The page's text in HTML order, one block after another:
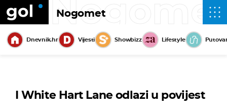
Nogomet
Dnevnik.hr Vijesti Showbizz Lifestyle
I White Hart Lane odlazi u povijest